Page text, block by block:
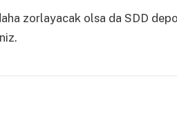
zorlayacak olsa da SDD